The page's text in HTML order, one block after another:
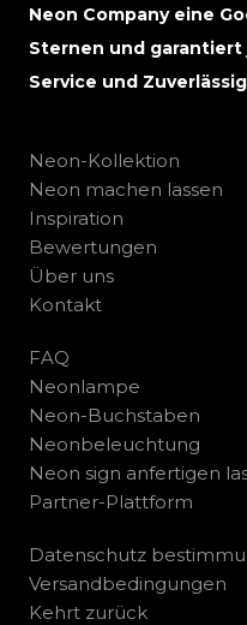
Neon Company eine
Sternen und
Service und
Neon-Kollektion
Neon machen lassen
Inspiration
Bewertungen
Über uns
Kontakt
FAQ
Neonlampe
Neon-Buchstaben
Neonbeleuchtung
Neon sign anfertigen
Partner-Plattform
Datenschutz
Versandbedingungen
Kehrt zurück